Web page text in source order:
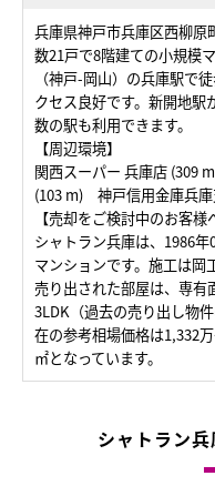
兵庫県神戸市兵庫区西柳原
数21戸で8階建ての小規模
（神戸-岡山）の兵庫駅で
クセス良好です。新開地駅
数の駅も利用できます。
【周辺環境】
関西スーパー 兵庫店 (309
(103 m) 神戸信用金庫兵庫
【売却をご検討中のお客様
シャトラン兵庫は、1986
マンションです。施工は岡
売り出された部屋は、専有
3LDK（過去の売り出し物
在の参考相場価格は1,332
㎡となっています。
シャトラン